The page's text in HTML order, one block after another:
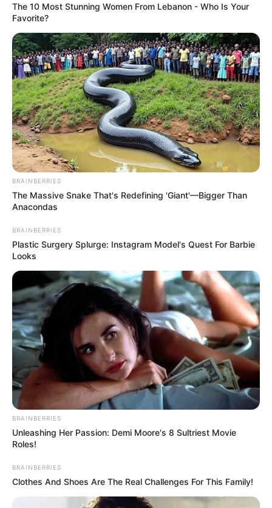
The 10 Most Stunning Women From Lebanon - Who Is Your
Favorite?
BRAINBERRIES
The Massive Snake That's Redefining 'Giant'—Bigger Than
Anacondas
BRAINBERRIES
Plastic Surgery Splurge: Instagram Model's Quest For Barbie
Looks
BRAINBERRIES
Unleashing Her Passion: Demi Moore's 8 Sultriest Movie
Roles!
BRAINBERRIES
Clothes And Shoes Are The Real Challenges For This Family!